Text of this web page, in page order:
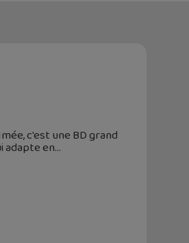
c'est une BD grand
adapte en